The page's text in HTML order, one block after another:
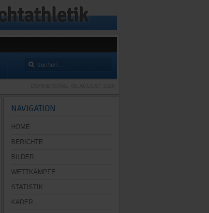
NAVIGATION
HOME
BERICHTE
BILDER
WETTKÄMPFE
STATISTIK
KADER